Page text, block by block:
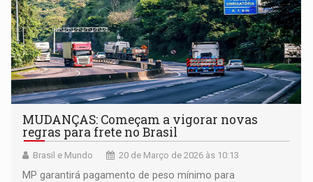
MUDANÇAS: Começam a vigorar novas
regras para frete no Brasil
Brasil e Mundo 20 de Março de 2026 às 10:13
MP garantirá pagamento de peso mínimo para